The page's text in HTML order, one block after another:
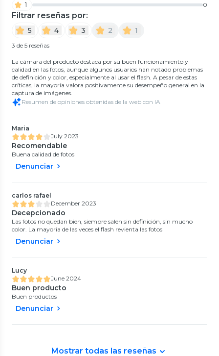
1
0
Filtrar reseñas por:
5 4 3 2 1
3 de 5 reseñas
La cámara del producto destaca por su buen funcionamiento y
calidad en las fotos, aunque algunos usuarios han notado problemas
de definición y color, especialmente al usar el flash. A pesar de estas
críticas, la mayoría valora positivamente su desempeño general en la
captura de imágenes.
Resumen de opiniones obtenidas de la web con IA
Maria
July 2023
Recomendable
Buena calidad de fotos
Denunciar
carlos rafael
December 2023
Decepcionado
Las fotos no quedan bien, siempre salen sin definición, sin mucho
color. La mayoria de las veces el flash revienta las fotos
Denunciar
Lucy
June 2024
Buen producto
Buen productos
Denunciar
Mostrar todas las reseñas